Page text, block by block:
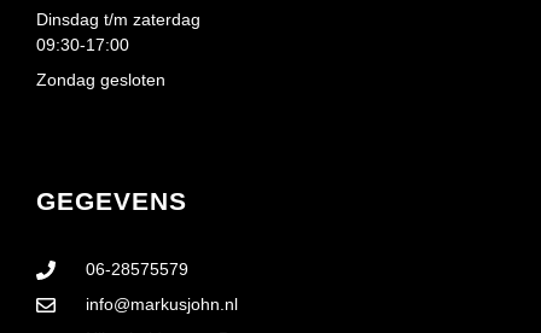
GEGEVENS
06-28575579
info@markusjohn.nl
Dinsdag t/m zaterdag
09:30-17:00
Zondag gesloten